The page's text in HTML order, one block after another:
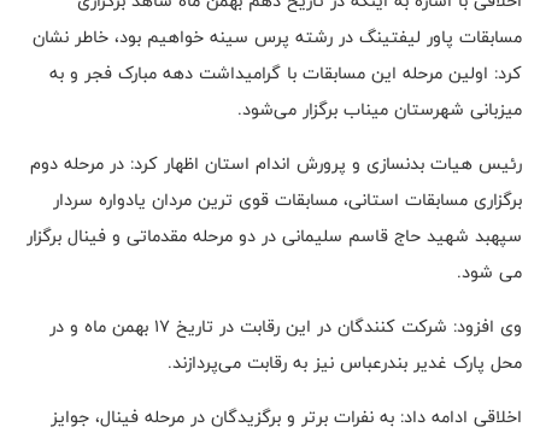
مسابقات پاور لیفتینگ در رشته پرس سینه خواهیم بود، خاطر نشان
کرد: اولین مرحله این مسابقات با گرامیداشت دهه مبارک فجر و به
میزبانی شهرستان میناب برگزار می‌شود.
رئیس هیات بدنسازی و پرورش اندام استان اظهار کرد: در مرحله دوم
برگزاری مسابقات استانی، مسابقات قوی ترین مردان یادواره سردار
سپهبد شهید حاج قاسم سلیمانی در دو مرحله مقدماتی و فینال برگزار
می شود.
وی افزود: شرکت کنندگان در این رقابت در تاریخ ۱۷ بهمن ماه و در
محل پارک غدیر بندرعباس نیز به رقابت می‌پردازند.
اخلاقی ادامه داد: به نفرات برتر و برگزیدگان در مرحله فینال، جوایز